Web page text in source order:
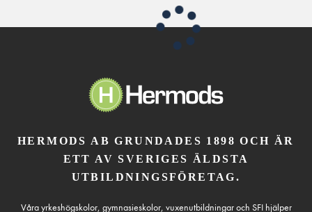
HERMODS AB GRUNDADES 1898 OCH ÄR
ETT AV SVERIGES ÄLDSTA
UTBILDNINGSFÖRETAG.
Våra yrkeshögskolor, gymnasieskolor, vuxenutbildningar och SFI hjälper